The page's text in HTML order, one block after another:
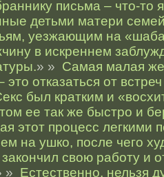
письма – что-то
детьми матери
уезжающим на
в искреннем
» » Самая малая
это отказаться от
был кратким и
ее так же быстро и
этот процесс легкими
на ушко, после чего
свою работу и
» Естественно, нельзя